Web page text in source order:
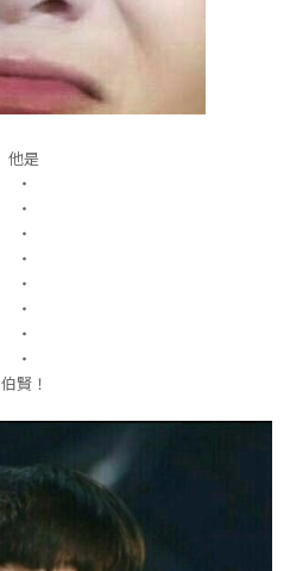
他是
・
・
・
・
・
・
・
・
伯賢！